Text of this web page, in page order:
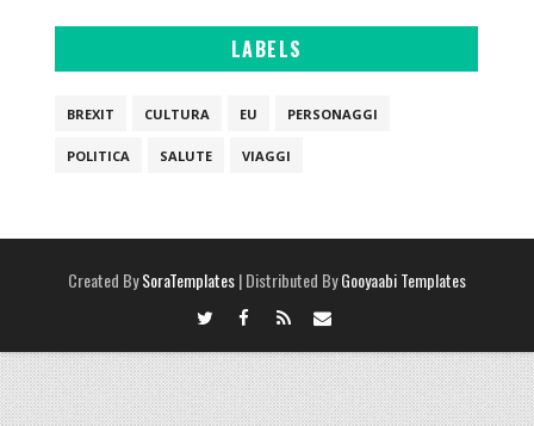
LABELS
BREXIT CULTURA EU PERSONAGGI
POLITICA SALUTE VIAGGI
Created BySoraTemplates| Distributed ByGooyaabi Templates